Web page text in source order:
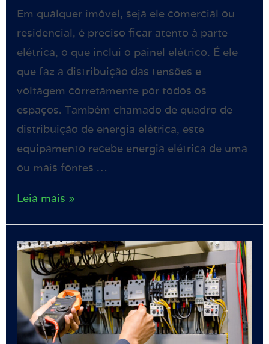
Em qualquer imóvel, seja ele comercial ou
residencial, é preciso ficar atento à parte
elétrica, o que inclui o painel elétrico. É ele
que faz a distribuição das tensões e
voltagem corretamente por todos os
espaços. Também chamado de quadro de
distribuição de energia elétrica, este
equipamento recebe energia elétrica de uma
ou mais fontes …
Leia mais »